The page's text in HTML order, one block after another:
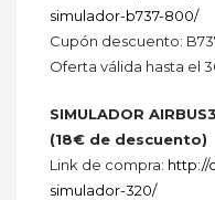
simulador-b737-800/
Cupón descuento:
Oferta válida hasta el
SIMULADOR
(18€ de descuento)
Link de compra: http://
simulador-320/